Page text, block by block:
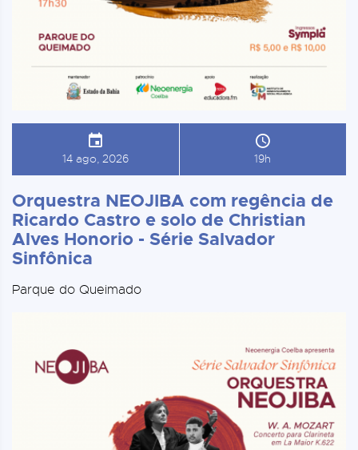
14 ago, 2026 19h
Orquestra NEOJIBA com regência de
Ricardo Castro e solo de Christian
Alves Honorio - Série Salvador
Sinfônica
Parque do Queimado